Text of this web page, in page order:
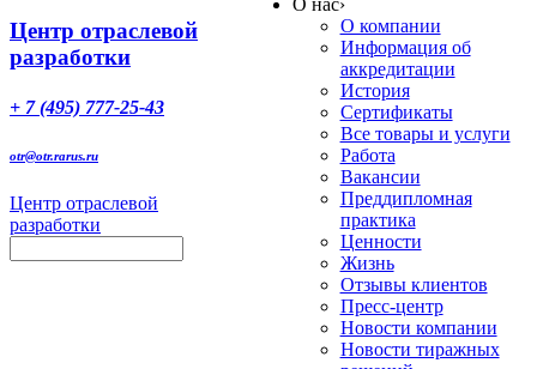
Центр отраслевой
разработки
+ 7 (495) 777-25-43
otr@otr.rarus.ru
Центр отраслевой
разработки
О компании
Информация об
аккредитации
История
Сертификаты
Все товары и услуги
Работа
Вакансии
Преддипломная
практика
Ценности
Жизнь
Отзывы клиентов
Пресс-центр
Новости компании
Новости тиражных